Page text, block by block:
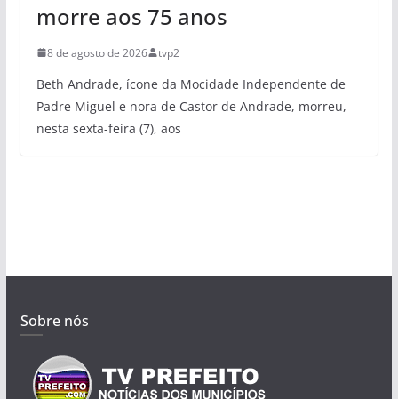
morre aos 75 anos
8 de agosto de 2026 tvp2
Beth Andrade, ícone da Mocidade Independente de
Padre Miguel e nora de Castor de Andrade, morreu,
nesta sexta-feira (7), aos
Sobre nós